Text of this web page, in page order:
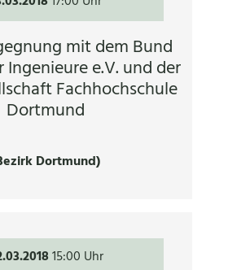
mit dem Bund
e.V. und der
Fachhochschule
Dortmund
Dortmund)
15:00 Uhr